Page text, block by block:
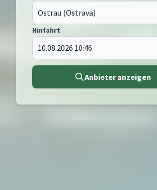
Hinfahrt
Anbieter anzeigen